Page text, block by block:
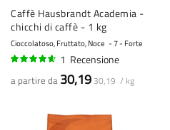
Caffè Hausbrandt Academia -
chicchi di caffè - 1 kg
Cioccolatoso, Fruttato, Noce 7 - Forte
1 Recensione
a partire da 30,19 30,19 / kg